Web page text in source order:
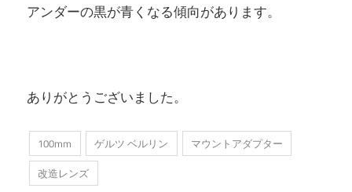
アンダーの黒が青くなる傾向があります。
ありがとうございました。
100mm ゲルツ ベルリン
マウントアダプター
改造レンズ